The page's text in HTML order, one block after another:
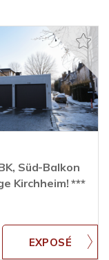
Süd-Balkon
Kirchheim! ***